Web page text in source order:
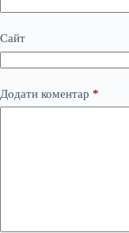
Сайт
Додати коментар *